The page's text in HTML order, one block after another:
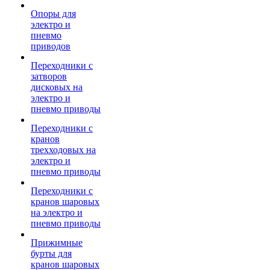
Опоры для
электро и
пневмо
приводов
Переходники с
затворов
дисковых на
электро и
пневмо приводы
Переходники с
кранов
трехходовых на
электро и
пневмо приводы
Переходники с
кранов шаровых
на электро и
пневмо приводы
Прижимные
бурты для
кранов шаровых